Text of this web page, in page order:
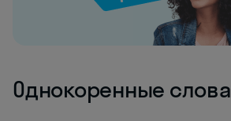
Однокоренные слова